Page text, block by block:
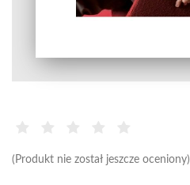
(Produkt nie został jeszcze oceniony)